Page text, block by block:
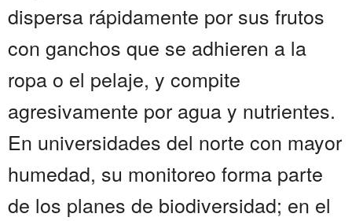
dispersa rápidamente por sus frutos
con ganchos que se adhieren a la
ropa o el pelaje, y compite
agresivamente por agua y nutrientes.
En universidades del norte con mayor
humedad, su monitoreo forma parte
de los planes de biodiversidad; en el